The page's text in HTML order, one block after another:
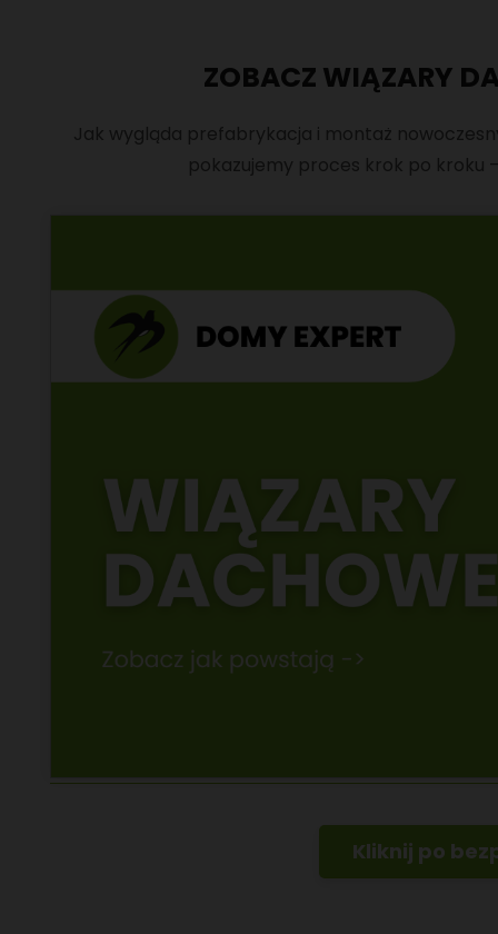
ZOBACZ WIĄZARY
Jak wygląda prefabrykacja i montaż
pokazujemy proces krok po kroku
Kliknij po